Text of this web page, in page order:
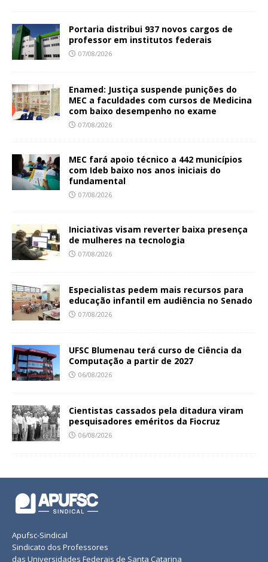
Portaria distribui 937 novos cargos de
professor em institutos federais
07/08/2026
Enamed: Justiça suspende punições do
MEC a faculdades com cursos de Medicina
com baixo desempenho no exame
07/08/2026
MEC fará apoio técnico a 442 municípios
com Ideb baixo nos anos iniciais do
fundamental
07/08/2026
Iniciativas visam reverter baixa presença
de mulheres na tecnologia
07/08/2026
Especialistas pedem mais recursos para
educação infantil em audiência no Senado
07/08/2026
UFSC Blumenau terá curso de Ciência da
Computação a partir de 2027
06/08/2026
Cientistas cassados pela ditadura viram
pesquisadores eméritos da Fiocruz
06/08/2026
Apufsc-Sindical
Sindicato dos Professores
das Universidades Federais de Santa Catarina